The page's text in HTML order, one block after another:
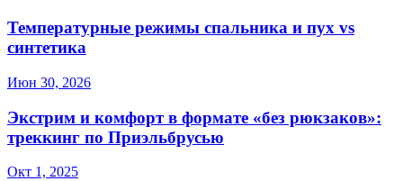
Температурные режимы спальника и пух vs
синтетика
Июн 30, 2026
Экстрим и комфорт в формате «без рюкзаков»:
треккинг по Приэльбрусью
Окт 1, 2025